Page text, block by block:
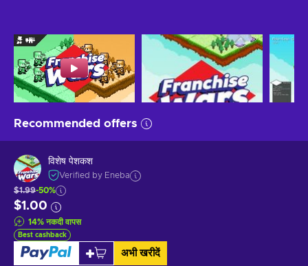
Recommended offers
विशेष पेशकश
Verified by Eneba
$1.99-50%
$1.00
14% नकदी वापस
Best cashback
अभी खरीदें